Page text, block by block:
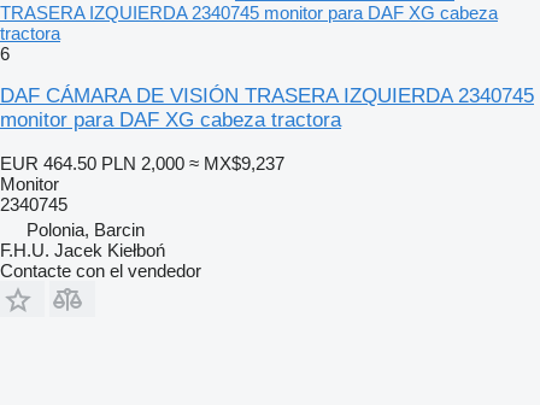
TRASERA IZQUIERDA 2340745 monitor para DAF XG cabeza
tractora
6
DAF CÁMARA DE VISIÓN TRASERA IZQUIERDA 2340745
monitor para DAF XG cabeza tractora
EUR 464.50 PLN 2,000 ≈ MX$9,237
Monitor
2340745
Polonia, Barcin
F.H.U. Jacek Kiełboń
Contacte con el vendedor